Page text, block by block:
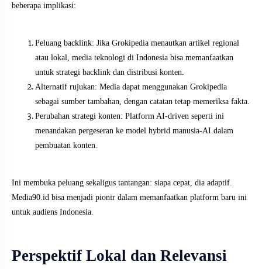
beberapa implikasi:
Peluang backlink: Jika Grokipedia menautkan artikel regional
atau lokal, media teknologi di Indonesia bisa memanfaatkan
untuk strategi backlink dan distribusi konten.
Alternatif rujukan: Media dapat menggunakan Grokipedia
sebagai sumber tambahan, dengan catatan tetap memeriksa fakta.
Perubahan strategi konten: Platform AI-driven seperti ini
menandakan pergeseran ke model hybrid manusia-AI dalam
pembuatan konten.
Ini membuka peluang sekaligus tantangan: siapa cepat, dia adaptif.
Media90.id bisa menjadi pionir dalam memanfaatkan platform baru ini
untuk audiens Indonesia.
Perspektif Lokal dan Relevansi